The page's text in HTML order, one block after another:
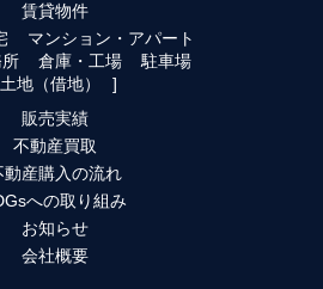
賃貸物件
マンション・アパート
倉庫・工場
駐車場
土地（借地）
販売実績
不動産買取
動産購入の流れ
への取り組み
お知らせ
会社概要